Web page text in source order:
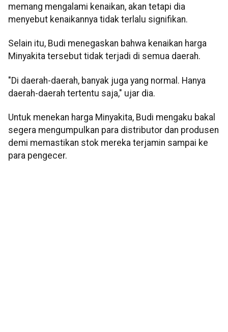
memang mengalami kenaikan, akan tetapi dia
menyebut kenaikannya tidak terlalu signifikan.
Selain itu, Budi menegaskan bahwa kenaikan harga
Minyakita tersebut tidak terjadi di semua daerah.
"Di daerah-daerah, banyak juga yang normal. Hanya
daerah-daerah tertentu saja," ujar dia.
Untuk menekan harga Minyakita, Budi mengaku bakal
segera mengumpulkan para distributor dan produsen
demi memastikan stok mereka terjamin sampai ke
para pengecer.